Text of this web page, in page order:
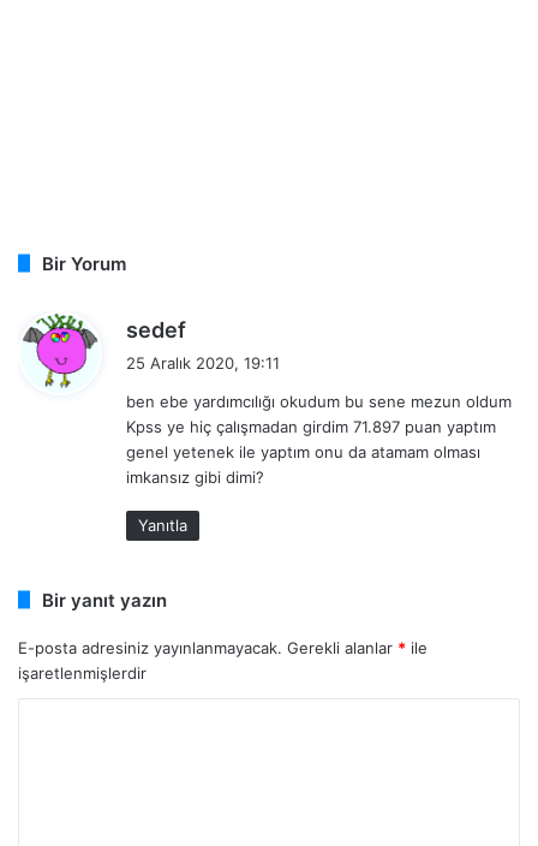
Bir Yorum
sedef
i
k
i
25 Aralık 2020, 19:11
ben ebe yardımcılığı okudum bu sene mezun oldum
Kpss ye hiç çalışmadan girdim 71.897 puan yaptım
genel yetenek ile yaptım onu da atamam olması
imkansız gibi dimi?
Yanıtla
Bir yanıt yazın
E-posta adresiniz yayınlanmayacak. Gerekli alanlar * ile
işaretlenmişlerdir